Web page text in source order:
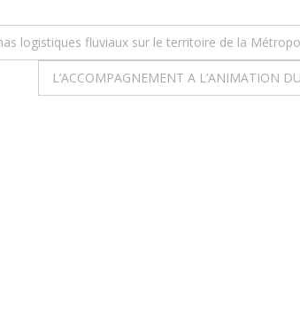
logistiques fluviaux sur le territoire de la
L’ACCOMPAGNEMENT A L’ANIMATION